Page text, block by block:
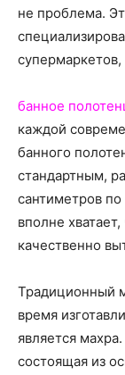
не проблема.
банное
каждой
банного
стандартным,
сантиметров
вполне
качественно
Традиционный
время
является
состоящая из